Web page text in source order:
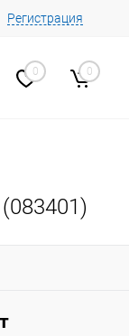
Регистрация
0 0